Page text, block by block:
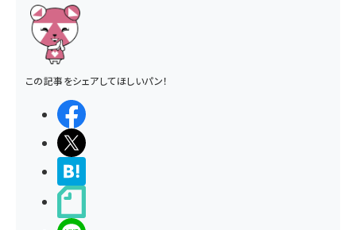
この記事をシェアしてほしいパン！